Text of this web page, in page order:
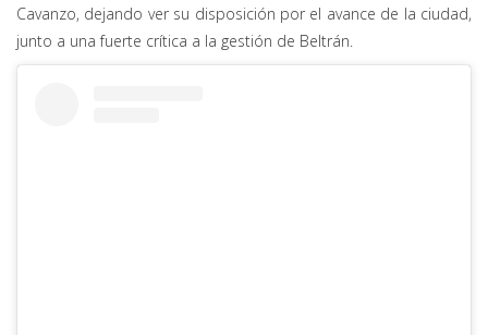
Cavanzo, dejando ver su disposición por el avance de la ciudad,
junto a una fuerte crítica a la gestión de Beltrán.